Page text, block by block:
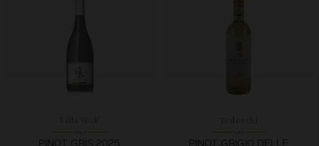
PINOT GRIS 2025
PINOT GRIGIO DELLE